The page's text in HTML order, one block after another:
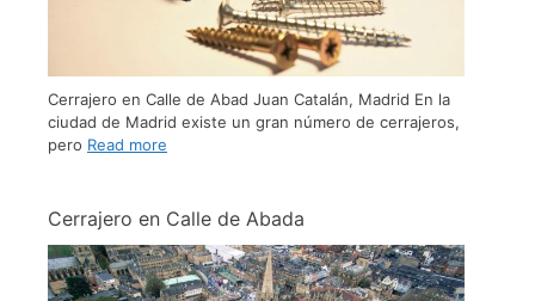
Cerrajero en Calle de Abad Juan Catalán, Madrid En la
ciudad de Madrid existe un gran número de cerrajeros,
pero Read more
Cerrajero en Calle de Abada